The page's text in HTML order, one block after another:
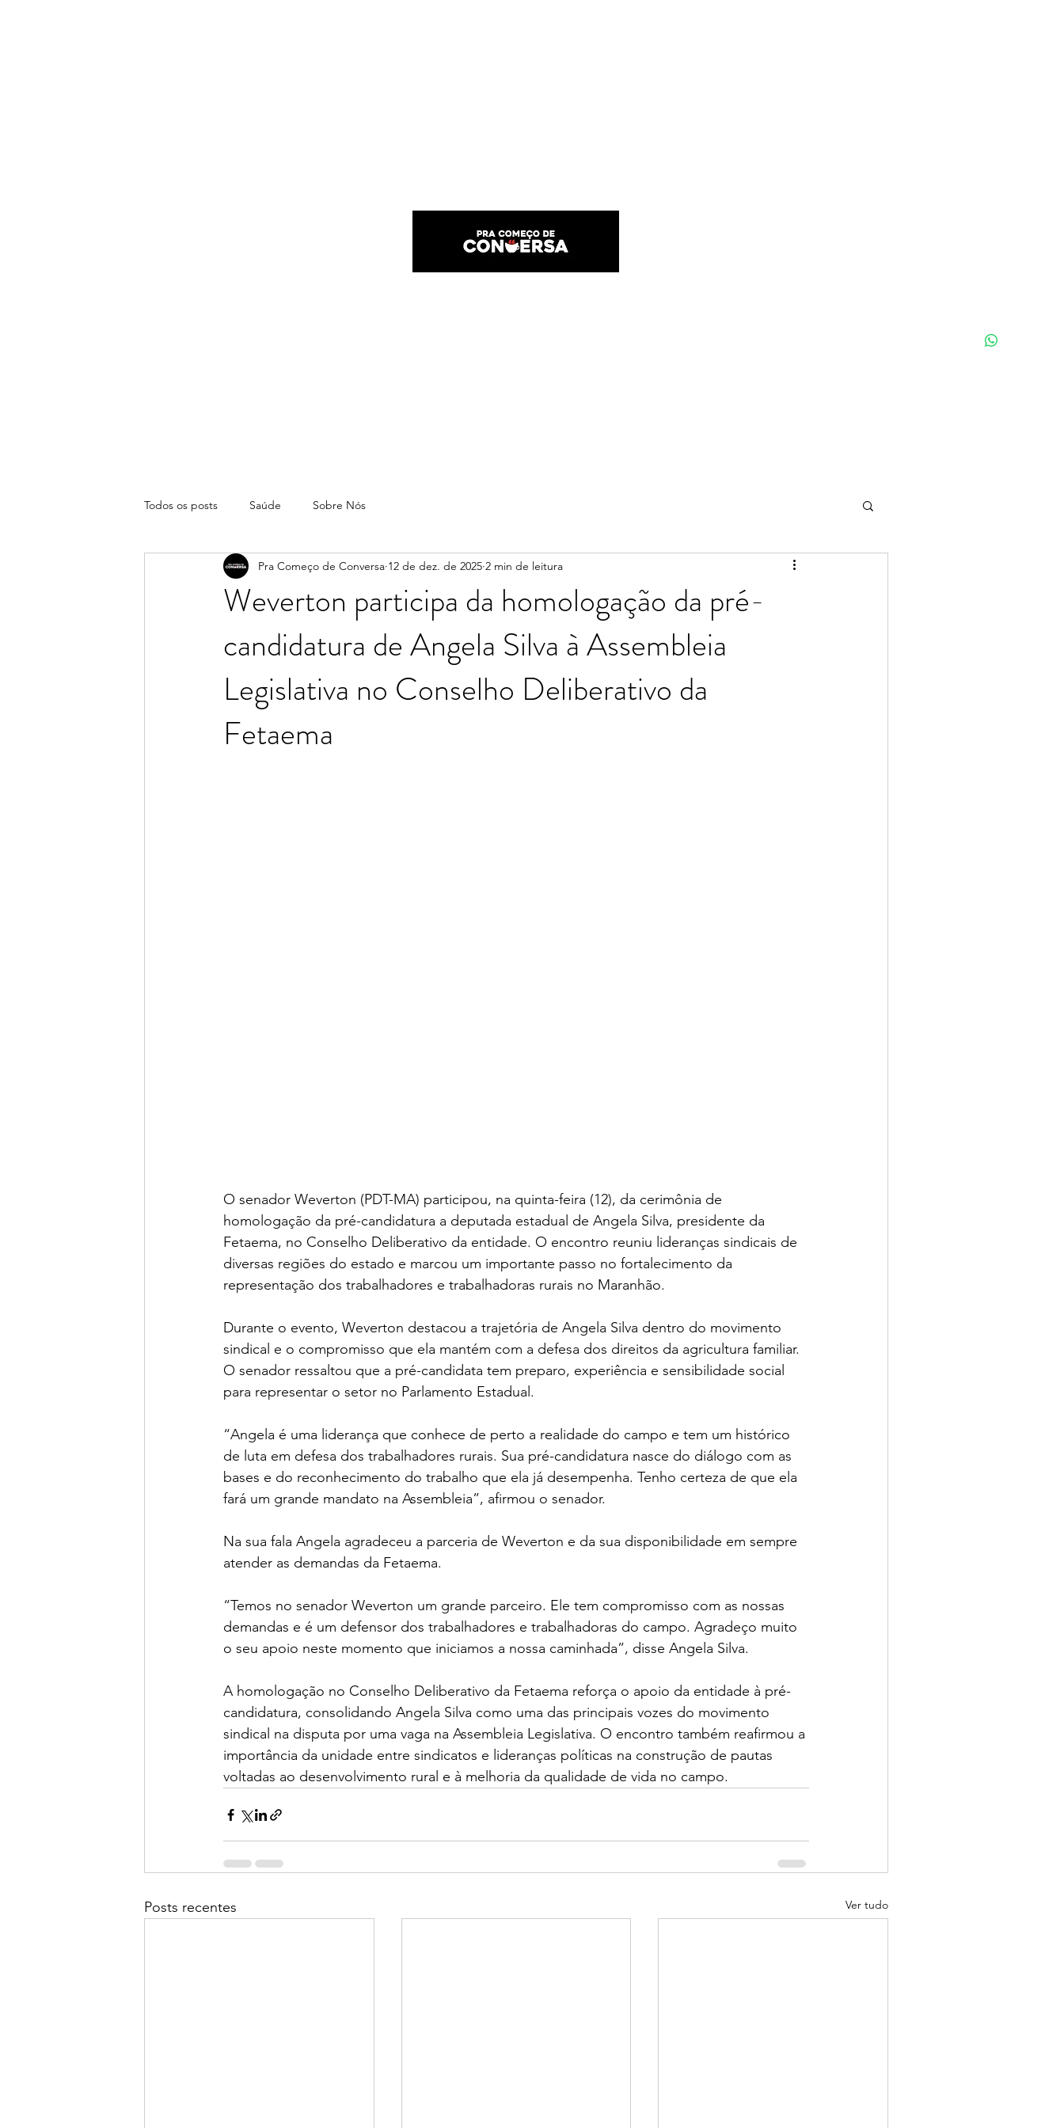
Todos os posts Saúde Sobre Nós
Weverton participa da homologação da pré-
candidatura de Angela Silva à Assembleia
Legislativa no Conselho Deliberativo da
Fetaema
Pra Começo de Conversa 12 de dez. de 2025 2 min de leitura
O senador Weverton (PDT-MA) participou, na quinta-feira (12), da cerimônia de
homologação da pré-candidatura a deputada estadual de Angela Silva, presidente da
Fetaema, no Conselho Deliberativo da entidade. O encontro reuniu lideranças sindicais de
diversas regiões do estado e marcou um importante passo no fortalecimento da
representação dos trabalhadores e trabalhadoras rurais no Maranhão.
Durante o evento, Weverton destacou a trajetória de Angela Silva dentro do movimento
sindical e o compromisso que ela mantém com a defesa dos direitos da agricultura familiar.
O senador ressaltou que a pré-candidata tem preparo, experiência e sensibilidade social
para representar o setor no Parlamento Estadual.
“Angela é uma liderança que conhece de perto a realidade do campo e tem um histórico
de luta em defesa dos trabalhadores rurais. Sua pré-candidatura nasce do diálogo com as
bases e do reconhecimento do trabalho que ela já desempenha. Tenho certeza de que ela
fará um grande mandato na Assembleia”, afirmou o senador.
Na sua fala Angela agradeceu a parceria de Weverton e da sua disponibilidade em sempre
atender as demandas da Fetaema.
“Temos no senador Weverton um grande parceiro. Ele tem compromisso com as nossas
demandas e é um defensor dos trabalhadores e trabalhadoras do campo. Agradeço muito
o seu apoio neste momento que iniciamos a nossa caminhada”, disse Angela Silva.
A homologação no Conselho Deliberativo da Fetaema reforça o apoio da entidade à pré-
candidatura, consolidando Angela Silva como uma das principais vozes do movimento
sindical na disputa por uma vaga na Assembleia Legislativa. O encontro também reafirmou a
importância da unidade entre sindicatos e lideranças políticas na construção de pautas
voltadas ao desenvolvimento rural e à melhoria da qualidade de vida no campo.
Posts recentes Ver tudo